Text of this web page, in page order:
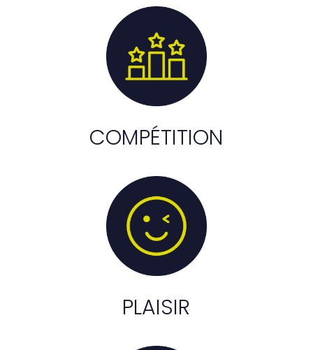
COMPÉTITION
PLAISIR